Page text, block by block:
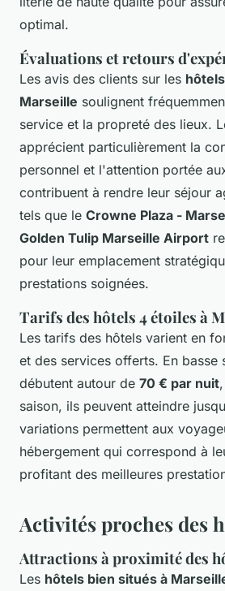
optimal.
Évaluations et retours
Les avis des clients sur les
Marseille soulignent
service et la propreté des lieux.
apprécient particulièrement la
personnel et l'attention portée
contribuent à rendre leur séjour
tels que le Crowne Plaza -
Golden Tulip Marseille Airport
pour leur emplacement
prestations soignées.
Tarifs des hôtels 4 étoiles à
Les tarifs des hôtels varient en
et des services offerts. En basse
débutent autour de 70 € par nuit
saison, ils peuvent atteindre
variations permettent aux
hébergement qui correspond à
profitant des meilleures
Activités proches des
Attractions à proximité des
Les hôtels bien situés à